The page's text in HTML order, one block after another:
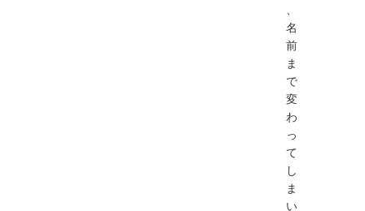
名
前
ま
で
変
わ
っ
て
し
ま
い